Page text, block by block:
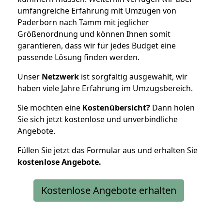
umfangreiche Erfahrung mit Umzügen von
Paderborn nach Tamm mit jeglicher
Größenordnung und können Ihnen somit
garantieren, dass wir für jedes Budget eine
passende Lösung finden werden.
Unser Netzwerk ist sorgfältig ausgewählt, wir
haben viele Jahre Erfahrung im Umzugsbereich.
Sie möchten eine Kostenübersicht? Dann holen
Sie sich jetzt kostenlose und unverbindliche
Angebote.
Füllen Sie jetzt das Formular aus und erhalten Sie
kostenloseAngebote.
Kostenlose Angebote erhalten